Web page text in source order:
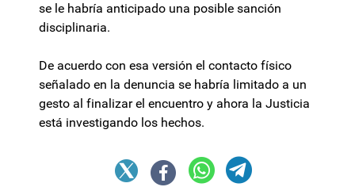
se le habría anticipado una posible sanción
disciplinaria.
De acuerdo con esa versión el contacto físico
señalado en la denuncia se habría limitado a un
gesto al finalizar el encuentro y ahora la Justicia
está investigando los hechos.